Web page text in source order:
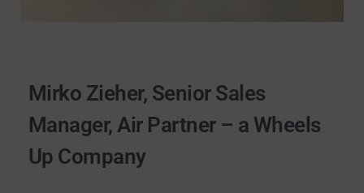
Mirko Zieher, Senior Sales
Manager, Air Partner – a Wheels
Up Company